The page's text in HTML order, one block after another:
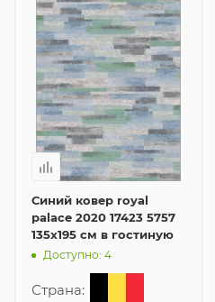
Синий ковер royal
palace 2020 17423 5757
135x195 см в гостиную
Доступно: 4
Страна: